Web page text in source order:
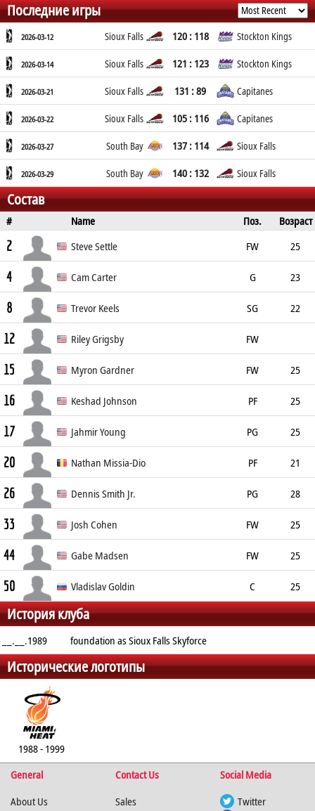
Последние игры
2026-03-12 Sioux Falls 120 : 118 Stockton Kings
2026-03-14 Sioux Falls 121 : 123 Stockton Kings
2026-03-21 Sioux Falls 131 : 89 Capitanes
2026-03-22 Sioux Falls 105 : 116 Capitanes
2026-03-27 South Bay 137 : 114 Sioux Falls
2026-03-29 South Bay 140 : 132 Sioux Falls
Состав
# Name Поз.
Возраст
Вес Место рождения
2 Steve Settle FW 25
208cm
4 Cam Carter G 23
191cm 86kg
8 Trevor Keels SG 22
196cm 102kg Clinton, MD
12 Riley Grigsby FW
198cm
15 Myron Gardner FW 25
198cm 100kg
16 Keshad Johnson PF 25
198cm 102kg Oakland, CA
17 Jahmir Young PG 25
185cm 84kg Upper Marlboro, MD
20 Nathan Missia-Dio PF 21
204cm
26 Dennis Smith Jr. PG 28
191cm 88kg Fayetteville, NC
33 Josh Cohen FW 25
208cm 100kg
44 Gabe Madsen FW 25
198cm 91kg Eau Claire, WI
50 Vladislav Goldin C 25
История клуба
__.__.1989 foundation as Sioux Falls Skyforce
Исторические логотипы
1988 - 1999
General
Contact Us
Social Media
About Us
Sales
Twitter